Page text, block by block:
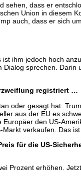
sehen, dass er
Union in diesem
auch, dass er sich
ihm jedoch hoch
sprechen. Darin
registriert …
oder gesagt hat.
aus der EU es
den US-
verkaufen. Das ist
für die US-
Prozent erhöhen.